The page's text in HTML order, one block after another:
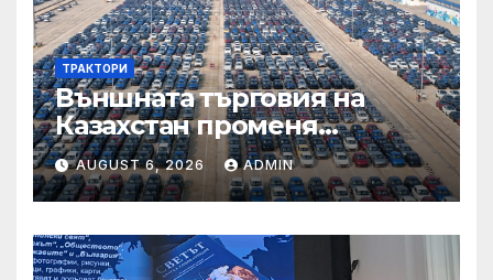
ТРАКТОРИ
Външната търговия на
Казахстан променя
структурата си – шест
тенденции
AUGUST 6, 2026 ADMIN